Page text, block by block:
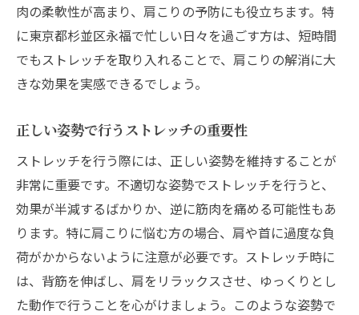
ストレッチでリフレッシュする夜のリラッ
クス法
ストレッチで肩こり改善東京都杉並区永福の専
門家が教える秘訣
ント
肩こり改善に効く専門的なストレッチテク
ニック
肩こりに詳しい専門家のアドバイス
ストレッチで肩こりを根本から改善する方
法
専門家監修の肩こり予防ストレッチ
肉の柔軟性が高まり、肩こりの予防にも役立ちます。特
に東京都杉並区永福で忙しい日々を過ごす方は、短時間
でもストレッチを取り入れることで、肩こりの解消に大
きな効果を実感できるでしょう。
正しい姿勢で行うストレッチの重要性
ストレッチを行う際には、正しい姿勢を維持することが
非常に重要です。不適切な姿勢でストレッチを行うと、
効果が半減するばかりか、逆に筋肉を痛める可能性もあ
ります。特に肩こりに悩む方の場合、肩や首に過度な負
荷がかからないように注意が必要です。ストレッチ時に
は、背筋を伸ばし、肩をリラックスさせ、ゆっくりとし
た動作で行うことを心がけましょう。このような姿勢で